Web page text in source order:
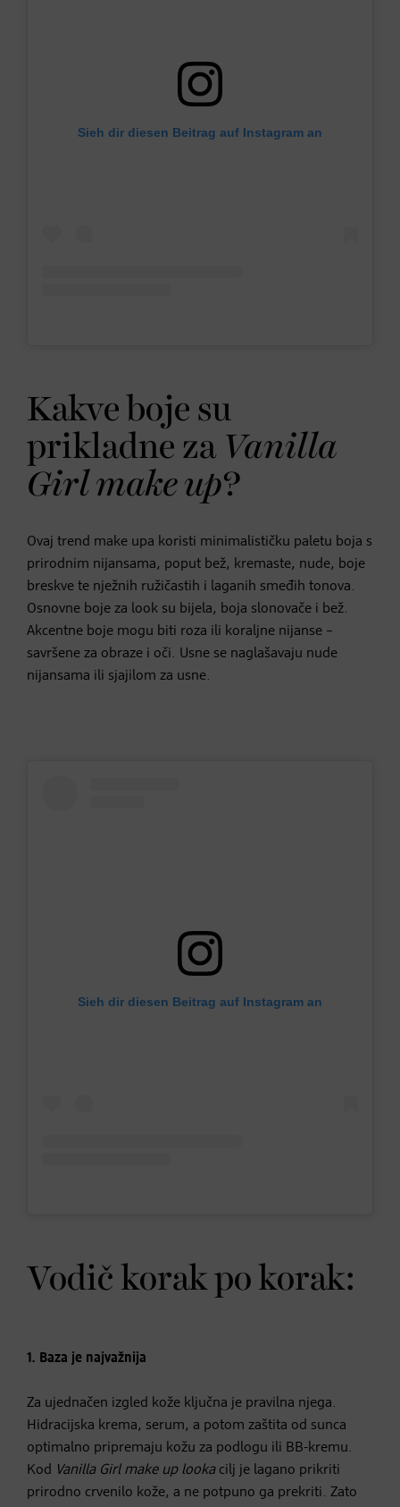
Sieh dir diesen Beitrag auf Instagram an
Kakve boje su
prikladne za Vanilla
Girl make up?
Ovaj trend make upa koristi minimalističku paletu boja s
prirodnim nijansama, poput bež, kremaste, nude, boje
breskve te nježnih ružičastih i laganih smeđih tonova.
Osnovne boje za look su bijela, boja slonovače i bež.
Akcentne boje mogu biti roza ili koraljne nijanse –
savršene za obraze i oči. Usne se naglašavaju nude
nijansama ili sjajilom za usne.
Sieh dir diesen Beitrag auf Instagram an
Vodič korak po korak:
1. Baza je najvažnija
Za ujednačen izgled kože ključna je pravilna njega.
Hidracijska krema, serum, a potom zaštita od sunca
optimalno pripremaju kožu za podlogu ili BB-kremu.
Kod Vanilla Girl make up lookacilj je lagano prikriti
prirodno crvenilo kože, a ne potpuno ga prekriti. Zato